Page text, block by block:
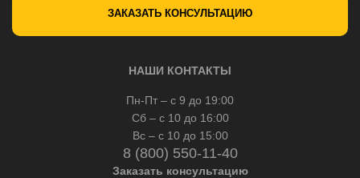
ЗАКАЗАТЬ КОНСУЛЬТАЦИЮ
НАШИ КОНТАКТЫ
Пн-Пт – с 9 до 19:00
Сб – с 10 до 16:00
Вс – с 10 до 15:00
8 (800) 550-11-40
Заказать консультацию